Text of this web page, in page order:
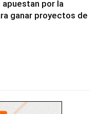
por la
ganar proyectos de